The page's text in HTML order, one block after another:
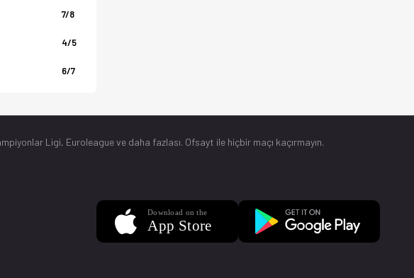
7/8
4/5
6/7
Ligi, Euroleague ve daha fazlası. Ofsayt ile hiçbir maçı kaçırmayın.